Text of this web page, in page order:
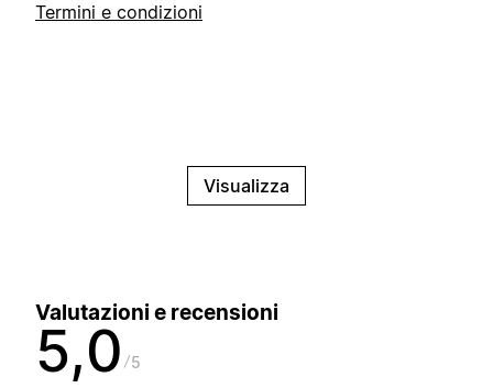
Termini e condizioni
Visualizza
Valutazioni e recensioni
5,0 5